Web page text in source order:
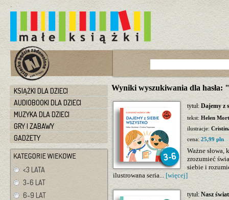
KSIĄŻKI DLA DZIECI
AUDIOBOOKI DLA DZIECI
MUZYKA DLA DZIECI
GRY I ZABAWY
GADŻETY
<3 LATA
3-6 LAT
6-9 LAT
Wyniki wyszukiwania dla
tytuł: Dajemy z
tekst: Helen
ilustracje:
cena: 25,99 pln
Ważne
zrozumieć
siebie i
ilustrowana seria... [więcej]
tytuł: Nasz